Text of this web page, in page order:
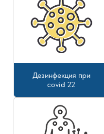
Дезинфекция при
covid 22